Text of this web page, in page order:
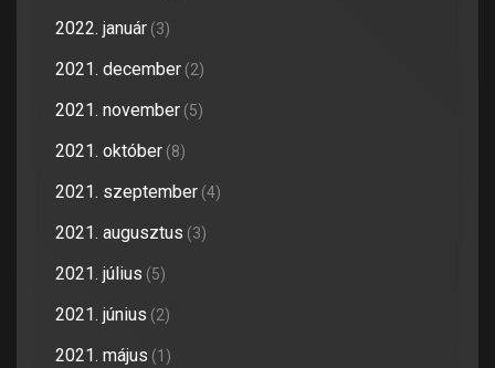
2022. január (3)
2021. december (2)
2021. november (5)
2021. október (8)
2021. szeptember (4)
2021. augusztus (3)
2021. július (5)
2021. június (2)
2021. május (1)